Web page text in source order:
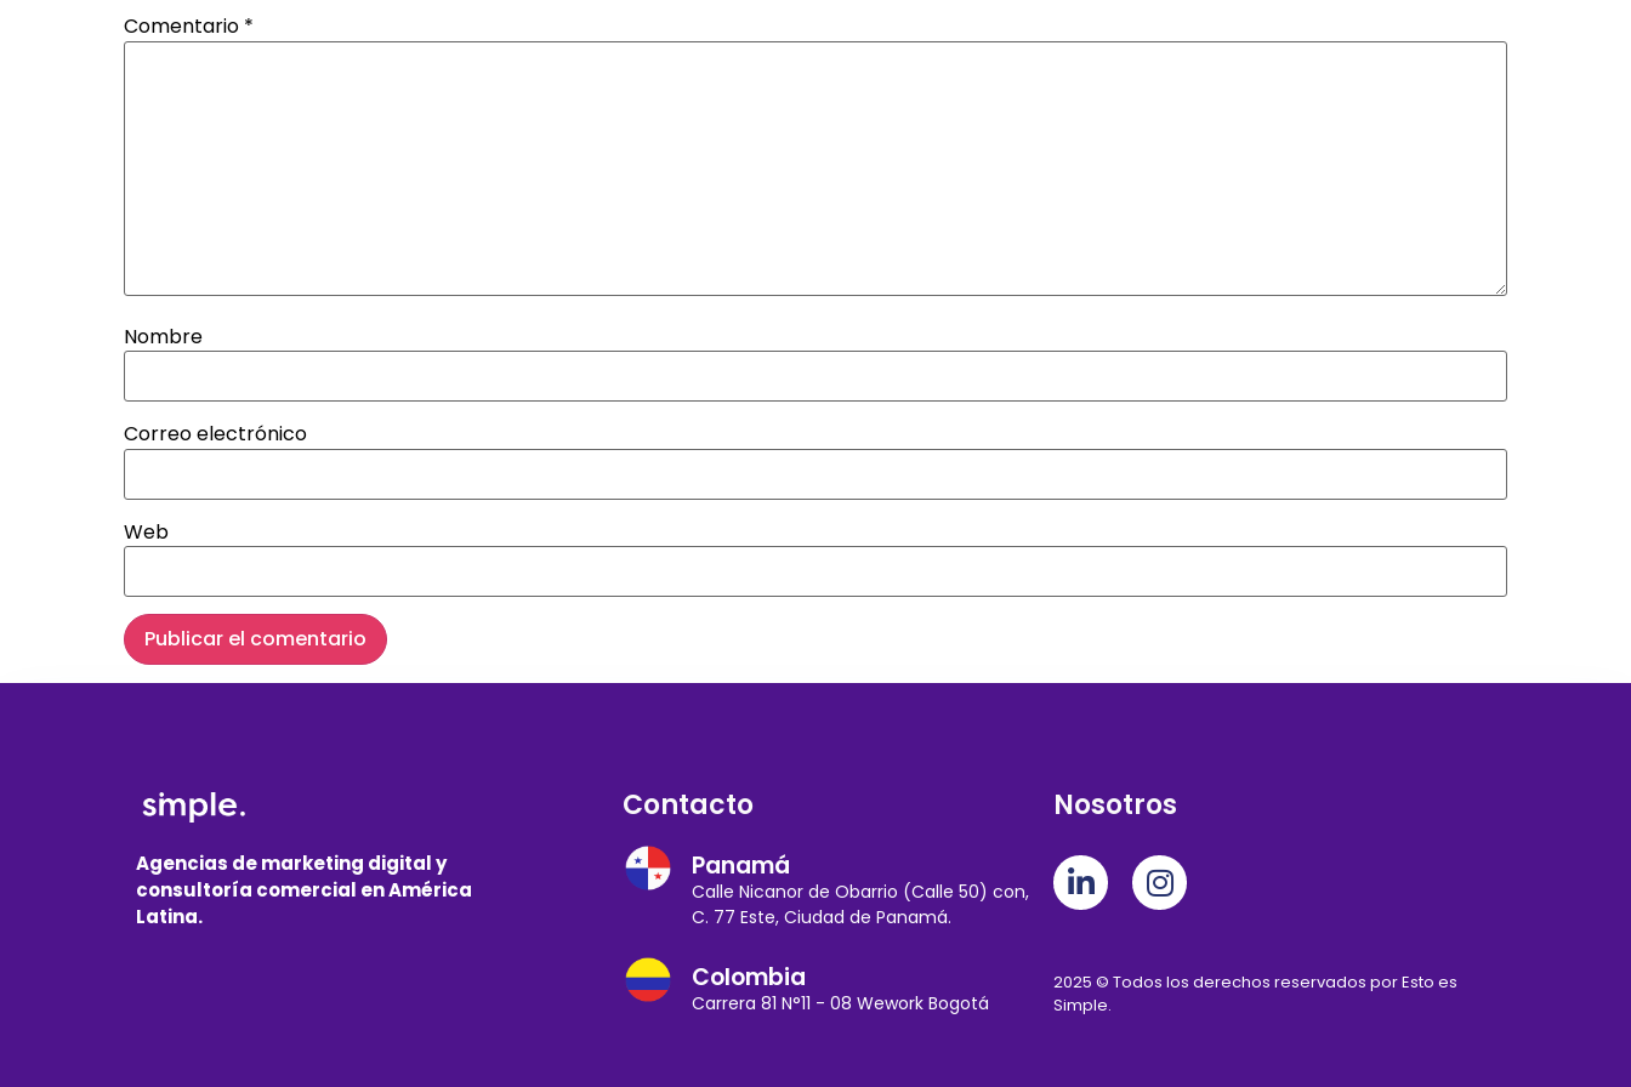
Comentario *
Nombre
Correo electrónico
Web
Agencias de marketing digital y
consultoría comercial en América
Latina.
Contacto
Panamá
Calle Nicanor de Obarrio (Calle 50) con,
C. 77 Este, Ciudad de Panamá.
Colombia
Carrera 81 N°11 - 08 Wework Bogotá
Nosotros
2025 © Todos los derechos reservados por Esto es
Simple.